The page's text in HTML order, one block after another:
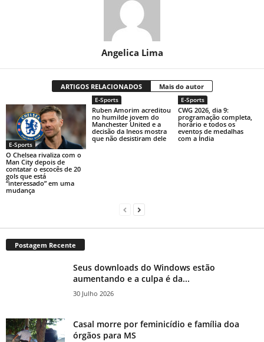
Angelica Lima
ARTIGOS RELACIONADOS Mais do autor
E-Sports
O Chelsea rivaliza com o
Man City depois de
contatar o escocês de 20
gols que está
“interessado” em uma
mudança
E-Sports
Ruben Amorim acreditou
no humilde jovem do
Manchester United e a
decisão da Ineos mostra
que não desistiram dele
E-Sports
CWG 2026, dia 9:
programação completa,
horário e todos os
eventos de medalhas
com a Índia
Postagem Recente
Seus downloads do Windows estão
aumentando e a culpa é da...
30 Julho 2026
Casal morre por feminicídio e família doa
órgãos para MS